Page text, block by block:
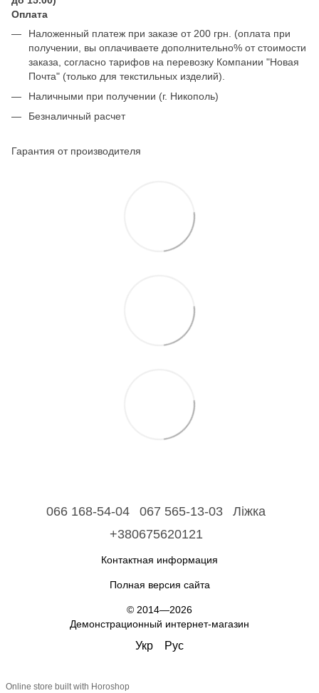
Оплата
Наложенный платеж при заказе от 200 грн. (оплата при
получении, вы оплачиваете дополнительно% от стоимости
заказа, согласно тарифов на перевозку Компании "Новая
Почта" (только для текстильных изделий).
Наличными при получении (г. Никополь)
Безналичный расчет
Гарантия от производителя
066 168-54-04 067 565-13-03
Ліжка
+380675620121
Контактная информация
Полная версия сайта
© 2014—2026
Демонстрационный интернет-магазин
Укр Рус
Online store built with Horoshop